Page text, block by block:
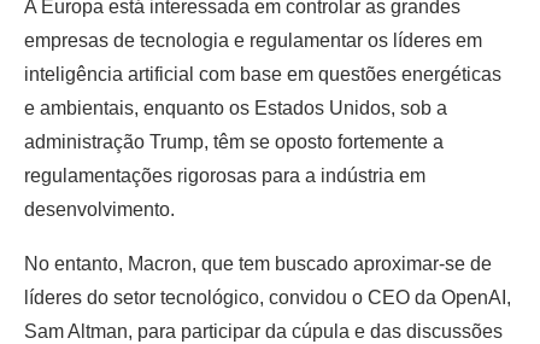
A Europa está interessada em controlar as grandes
empresas de tecnologia e regulamentar os líderes em
inteligência artificial com base em questões energéticas
e ambientais, enquanto os Estados Unidos, sob a
administração Trump, têm se oposto fortemente a
regulamentações rigorosas para a indústria em
desenvolvimento.
No entanto, Macron, que tem buscado aproximar-se de
líderes do setor tecnológico, convidou o CEO da OpenAI,
Sam Altman, para participar da cúpula e das discussões